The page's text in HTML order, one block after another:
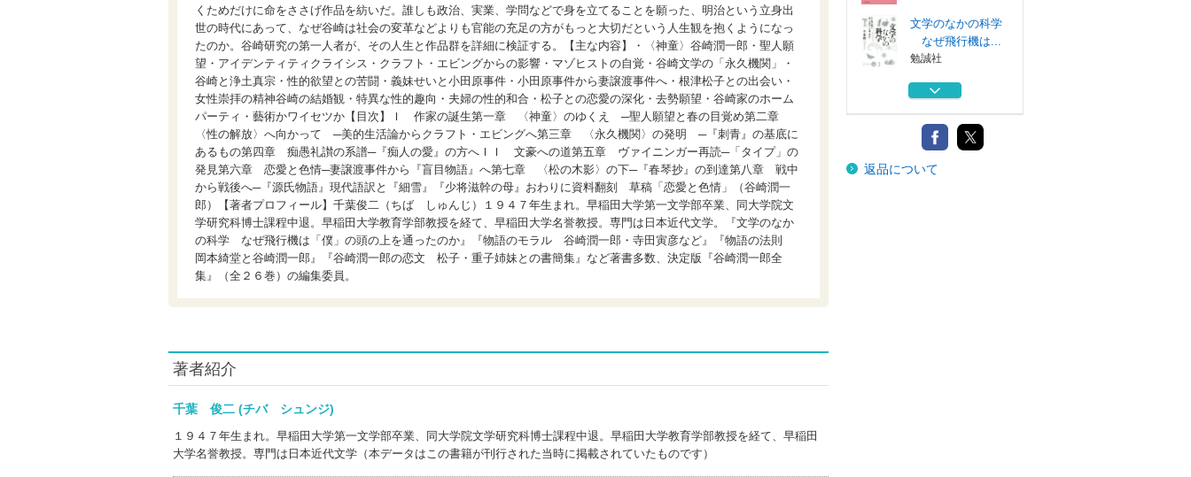
くためだけに命をささげ作品を紡いだ。誰しも政治、実業、学問などで身を立てることを願った、明治という立身出
世の時代にあって、なぜ谷崎は社会の変革などよりも官能の充足の方がもっと大切だという人生観を抱くようになっ
たのか。谷崎研究の第一人者が、その人生と作品群を詳細に検証する。【主な内容】・〈神童〉谷崎潤一郎・聖人願
望・アイデンティティクライシス・クラフト・エビングからの影響・マゾヒストの自覚・谷崎文学の「永久機関」・
谷崎と浄土真宗・性的欲望との苦闘・義妹せいと小田原事件・小田原事件から妻譲渡事件へ・根津松子との出会い・
女性崇拝の精神谷崎の結婚観・特異な性的趣向・夫婦の性的和合・松子との恋愛の深化・去勢願望・谷崎家のホーム
パーティ・藝術かワイセツか【目次】Ｉ 作家の誕生第一章 〈神童〉のゆくえ ─聖人願望と春の目覚め第二章
〈性の解放〉へ向かって ─美的生活論からクラフト・エビングへ第三章 〈永久機関〉の発明 ─『刺青』の基底に
あるもの第四章 痴愚礼讃の系譜─『痴人の愛』の方へＩＩ 文豪への道第五章 ヴァイニンガー再読─「タイプ」の
発見第六章 恋愛と色情─妻譲渡事件から『盲目物語』へ第七章 〈松の木影〉の下─『春琴抄』の到達第八章 戦中
から戦後へ─『源氏物語』現代語訳と『細雪』『少将滋幹の母』おわりに資料翻刻 草稿「恋愛と色情」（谷崎潤一
郎）【著者プロフィール】千葉俊二（ちば しゅんじ）１９４７年生まれ。早稲田大学第一文学部卒業、同大学院文
学研究科博士課程中退。早稲田大学教育学部教授を経て、早稲田大学名誉教授。専門は日本近代文学。『文学のなか
の科学 なぜ飛行機は「僕」の頭の上を通ったのか』『物語のモラル 谷崎潤一郎・寺田寅彦など』『物語の法則
岡本綺堂と谷崎潤一郎』『谷崎潤一郎の恋文 松子・重子姉妹との書簡集』など著書多数、決定版『谷崎潤一郎全
集』（全２６巻）の編集委員。
著者紹介
千葉 俊二 (チバ シュンジ)
１９４７年生まれ。早稲田大学第一文学部卒業、同大学院文学研究科博士課程中退。早稲田大学教育学部教授を経て、早稲田
大学名誉教授。専門は日本近代文学（本データはこの書籍が刊行された当時に掲載されていたものです）
文学のなかの科学
なぜ飛行機は...
勉誠社
文芸的な、余りに
講談社
アジア遊学 ２０
０
返品について